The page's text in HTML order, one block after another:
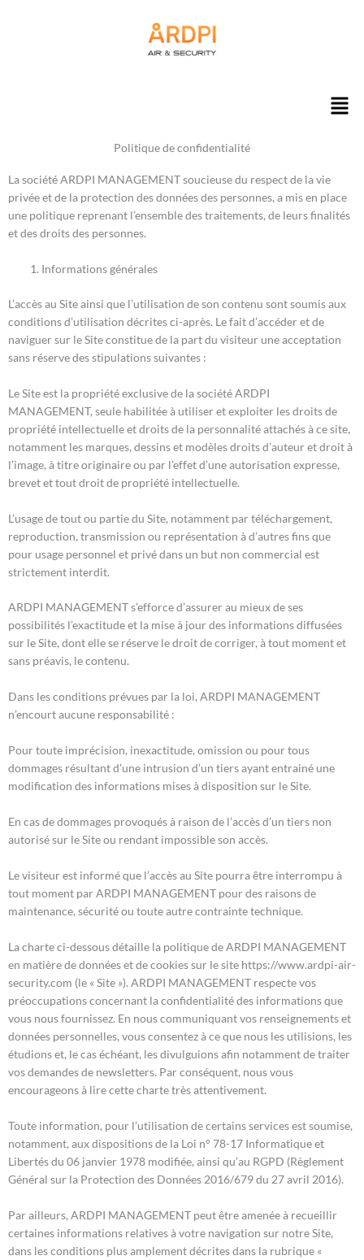
Politique de confidentialité
La société ARDPI MANAGEMENT soucieuse du respect de la vie
privée et de la protection des données des personnes, a mis en place
une politique reprenant l’ensemble des traitements, de leurs finalités
et des droits des personnes.
Informations générales
L’accès au Site ainsi que l’utilisation de son contenu sont soumis aux
conditions d’utilisation décrites ci-après. Le fait d’accéder et de
naviguer sur le Site constitue de la part du visiteur une acceptation
sans réserve des stipulations suivantes :
Le Site est la propriété exclusive de la société ARDPI
MANAGEMENT, seule habilitée à utiliser et exploiter les droits de
propriété intellectuelle et droits de la personnalité attachés à ce site,
notamment les marques, dessins et modèles droits d’auteur et droit à
l’image, à titre originaire ou par l’effet d’une autorisation expresse,
brevet et tout droit de propriété intellectuelle.
L’usage de tout ou partie du Site, notamment par téléchargement,
reproduction, transmission ou représentation à d’autres fins que
pour usage personnel et privé dans un but non commercial est
strictement interdit.
ARDPI MANAGEMENT s’efforce d’assurer au mieux de ses
possibilités l’exactitude et la mise à jour des informations diffusées
sur le Site, dont elle se réserve le droit de corriger, à tout moment et
sans préavis, le contenu.
Dans les conditions prévues par la loi, ARDPI MANAGEMENT
n’encourt aucune responsabilité :
Pour toute imprécision, inexactitude, omission ou pour tous
dommages résultant d’une intrusion d’un tiers ayant entrainé une
modification des informations mises à disposition sur le Site.
En cas de dommages provoqués à raison de l’accès d’un tiers non
autorisé sur le Site ou rendant impossible son accès.
Le visiteur est informé que l’accès au Site pourra être interrompu à
tout moment par ARDPI MANAGEMENT pour des raisons de
maintenance, sécurité ou toute autre contrainte technique.
La charte ci-dessous détaille la politique de ARDPI MANAGEMENT
en matière de données et de cookies sur le site https://www.ardpi-air-
security.com (le « Site »). ARDPI MANAGEMENT respecte vos
préoccupations concernant la confidentialité des informations que
vous nous fournissez. En nous communiquant vos renseignements et
données personnelles, vous consentez à ce que nous les utilisions, les
étudions et, le cas échéant, les divulguions afin notamment de traiter
vos demandes de newsletters. Par conséquent, nous vous
encourageons à lire cette charte très attentivement.
Toute information, pour l’utilisation de certains services est soumise,
notamment, aux dispositions de la Loi n° 78-17 Informatique et
Libertés du 06 janvier 1978 modifiée, ainsi qu’au RGPD (Règlement
Général sur la Protection des Données 2016/679 du 27 avril 2016).
Par ailleurs, ARDPI MANAGEMENT peut être amenée à recueillir
certaines informations relatives à votre navigation sur notre Site,
dans les conditions plus amplement décrites dans la rubrique «